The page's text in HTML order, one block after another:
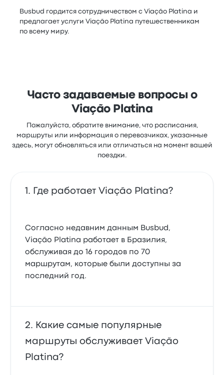
Busbud гордится сотрудничеством с Viação Platina и
предлагает услуги Viação Platina путешественникам
по всему миру.
Часто задаваемые вопросы о
Viação Platina
Пожалуйста, обратите внимание, что расписания,
маршруты или информация о перевозчиках, указанные
здесь, могут обновляться или отличаться на момент вашей
поездки.
Где работает Viação Platina?
Согласно недавним данным Busbud,
Viação Platina работает в Бразилия,
обслуживая до 16 городов по 70
маршрутам, которые были доступны за
последний год.
Какие самые популярные
маршруты обслуживает Viação
Platina?